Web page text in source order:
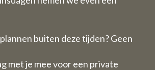
buiten deze tijden? Geen
met je mee voor een private